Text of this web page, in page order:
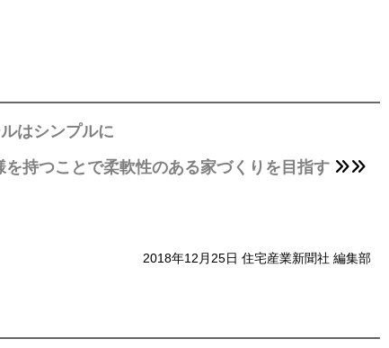
はシンプルに
持つことで柔軟性のある家づくりを目指す
2018年12月25日 住宅産業新聞社 編集部